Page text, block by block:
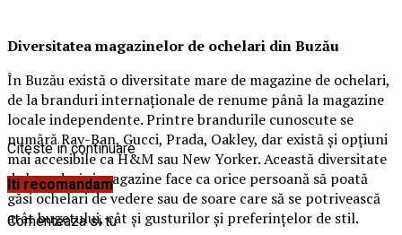
Diversitatea magazinelor de ochelari din Buzău
În Buzău există o diversitate mare de magazine de ochelari,
de la branduri internaționale de renume până la magazine
locale independente. Printre brandurile cunoscute se
numără Ray-Ban, Gucci, Prada, Oakley, dar există și opțiuni
mai accesibile ca H&M sau New Yorker. Această diversitate
de branduri și magazine face ca orice persoană să poată
găsi ochelari de vedere sau de soare care să se potrivească
atât bugetului, cât și gusturilor și preferințelor de stil.
Citeste in continuare
Iti recomandam
Comenteaza si tu